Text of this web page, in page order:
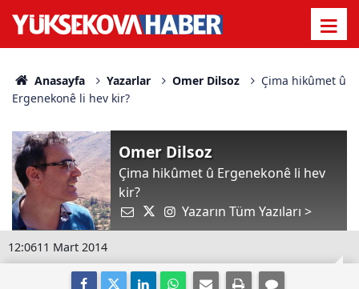
Anasayfa Yazarlar Omer Dilsoz
Çima hikûmet û
Ergenekonê li hev kir?
Omer Dilsoz
Çima hikûmet û Ergenekonê li hev
kir?
Yazarın Tüm Yazıları >
12:0611 Mart 2014